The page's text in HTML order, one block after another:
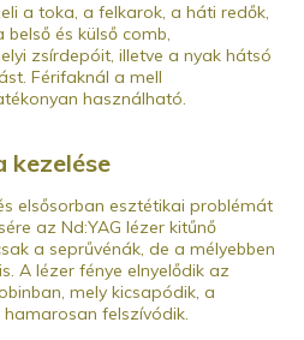
a toka, a felkarok, a háti redők,
és külső comb,
zsírdepóit, illetve a nyak hátsó
Férifaknál a mell
használható.
kezelése
elsősorban esztétikai problémát
az Nd:YAG lézer kitűnő
a seprűvénák, de a mélyebben
A lézer fénye elnyelődik az
mely kicsapódik, a
felszívódik.